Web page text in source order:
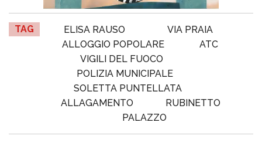
TAG ELISA RAUSO
VIA PRAIA
ALLOGGIO POPOLARE
ATC
VIGILI DEL FUOCO
POLIZIA MUNICIPALE
SOLETTA PUNTELLATA
ALLAGAMENTO
RUBINETTO
PALAZZO